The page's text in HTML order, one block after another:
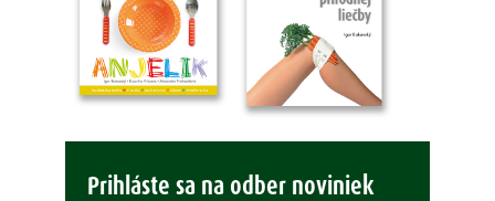
Prihláste sa na odber noviniek